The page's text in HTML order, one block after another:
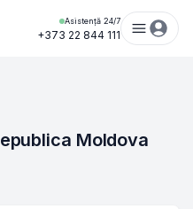
Asistență 24/7
+373 22 844 111
Moldova